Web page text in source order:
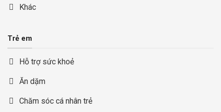
Khác
Trẻ em
Hỗ trợ sức khoẻ
Ăn dặm
Chăm sóc cá nhân trẻ